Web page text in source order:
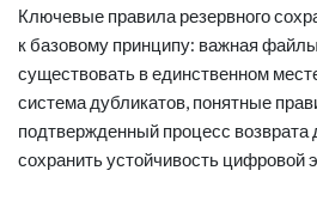
Ключевые правила резервного
к базовому принципу: важная
существовать в единственном
система дубликатов, понятные
подтвержденный процесс
сохранить устойчивость цифровой